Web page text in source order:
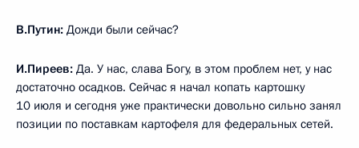
В.Путин: Дожди были сейчас?
И.Пиреев: Да. У нас, слава Богу, в этом проблем нет, у нас
достаточно осадков. Сейчас я начал копать картошку
10 июля и сегодня уже практически довольно сильно занял
позиции по поставкам картофеля для федеральных сетей.